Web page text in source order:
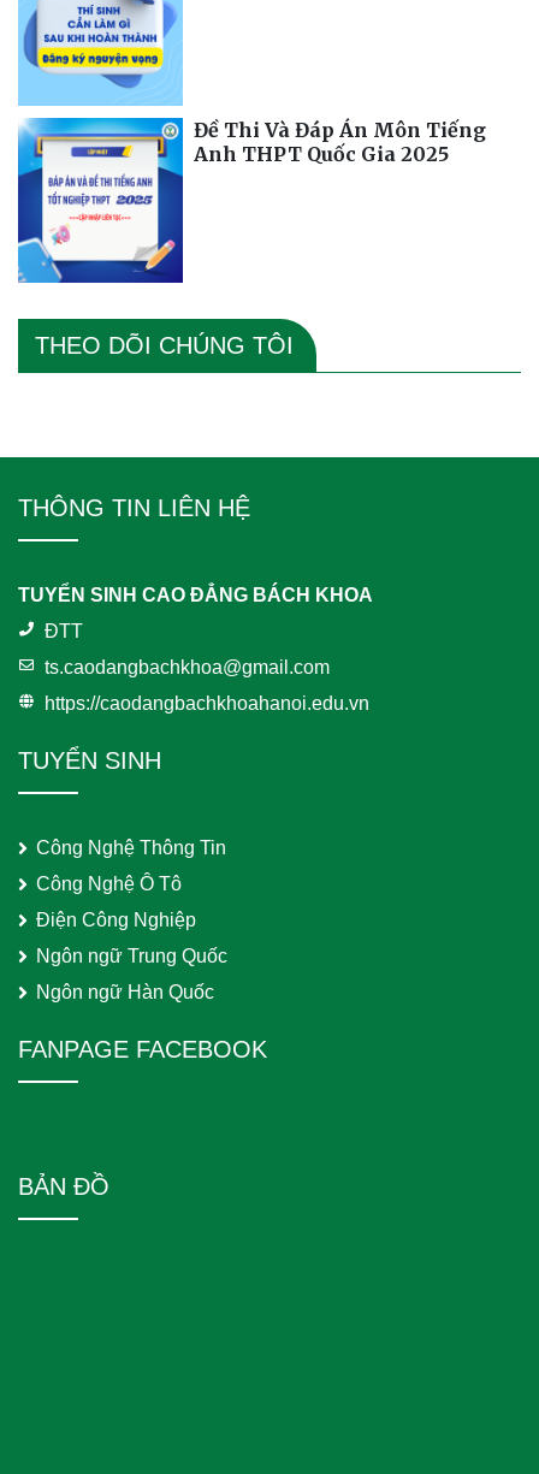
Đề Thi Và Đáp Án Môn Tiếng
Anh THPT Quốc Gia 2025
THEO DÕI CHÚNG TÔI
THÔNG TIN LIÊN HỆ
TUYỂN SINH CAO ĐẲNG BÁCH KHOA
ĐTT
ts.caodangbachkhoa@gmail.com
https://caodangbachkhoahanoi.edu.vn
TUYỂN SINH
Công Nghệ Thông Tin
Công Nghệ Ô Tô
Điện Công Nghiệp
Ngôn ngữ Trung Quốc
Ngôn ngữ Hàn Quốc
FANPAGE FACEBOOK
BẢN ĐỒ